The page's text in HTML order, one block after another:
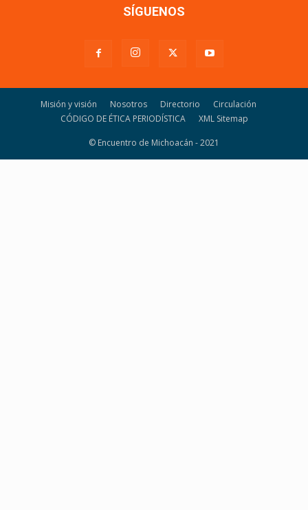
SÍGUENOS
Misión y visión Nosotros Directorio
Circulación
CÓDIGO DE ÉTICA PERIODÍSTICA
XML Sitemap
© Encuentro de Michoacán - 2021